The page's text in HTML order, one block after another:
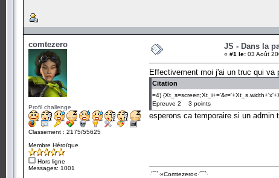
comtezero
Profil challenge
Classement : 2175/55625
Membre Héroïque
Hors ligne
Messages: 1001
JS - Dans la
« #1 le: 03 Août
Effectivement moi j'ai un truc qui va
Citation
=4)
Epreuve 2 3 points
esperons ca temporaire si un admin
·´¯`·­»Comtezero«­·´¯`·